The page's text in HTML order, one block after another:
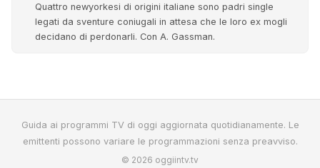
Quattro newyorkesi di origini italiane sono padri single
legati da sventure coniugali in attesa che le loro ex mogli
decidano di perdonarli. Con A. Gassman.
Guida ai programmi TV di oggi aggiornata quotidianamente. Le
emittenti possono variare le programmazioni senza preavviso.
© 2026 oggiintv.tv